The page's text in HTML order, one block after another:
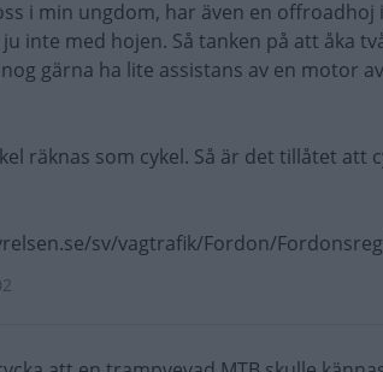
i min ungdom, har även en offroadhoj
inte med hojen. Så tanken på att åka
gärna ha lite assistans av en motor
räknas som cykel. Så är det tillåtet att
sv/vagtrafik/Fordon/